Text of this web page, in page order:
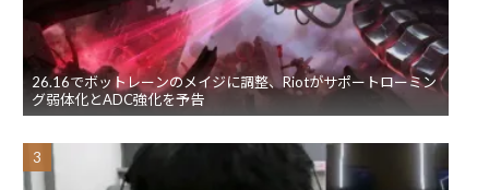
26.16でボットレーンのメイジに調整、Riotがサポートローミン
グ弱体化とADC強化を予告